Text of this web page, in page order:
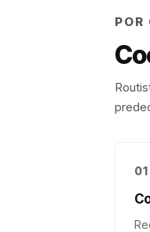
POR
01